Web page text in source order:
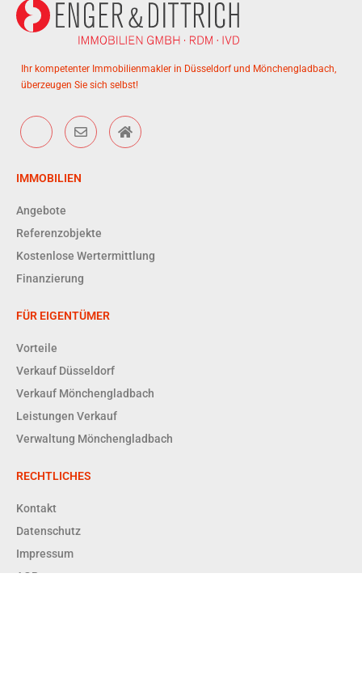
Ihr kompetenter Immobilienmakler in Düsseldorf und Mönchengladbach,
überzeugen Sie sich selbst!
IMMOBILIEN
Angebote
Referenzobjekte
Kostenlose Wertermittlung
Finanzierung
FÜR EIGENTÜMER
Vorteile
Verkauf Düsseldorf
Verkauf Mönchengladbach
Leistungen Verkauf
Verwaltung Mönchengladbach
RECHTLICHES
Kontakt
Datenschutz
Impressum
AGBs